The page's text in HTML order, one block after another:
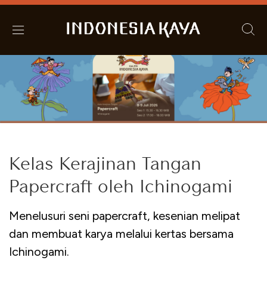
Kelas Kerajinan Tangan
Papercraft oleh Ichinogami
Menelusuri seni papercraft, kesenian melipat
dan membuat karya melalui kertas bersama
Ichinogami.